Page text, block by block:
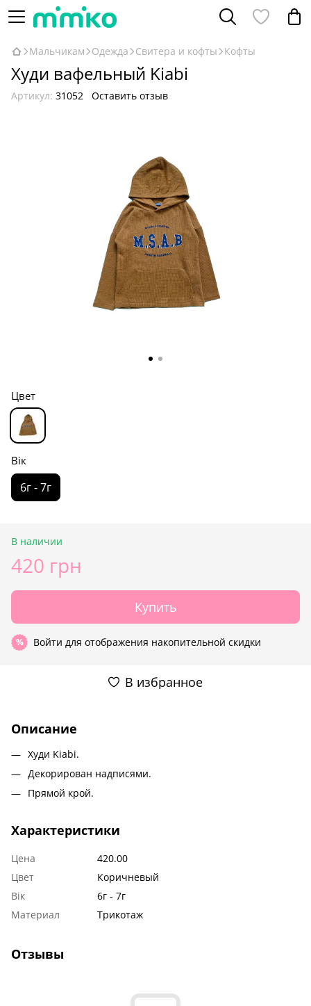
Мальчикам Одежда Свитера и кофты Кофты
Худи вафельный Kiabi
Артикул: 31052 Оставить отзыв
Цвет
Вік
6г - 7г
В наличии
420 грн
Купить
% Войти для отображения накопительной скидки
В избранное
Описание
Худи Kiabi.
Декорирован надписями.
Прямой крой.
Характеристики
Цена
420.00
Цвет
Коричневый
Вік
6г - 7г
Материал
Трикотаж
Отзывы